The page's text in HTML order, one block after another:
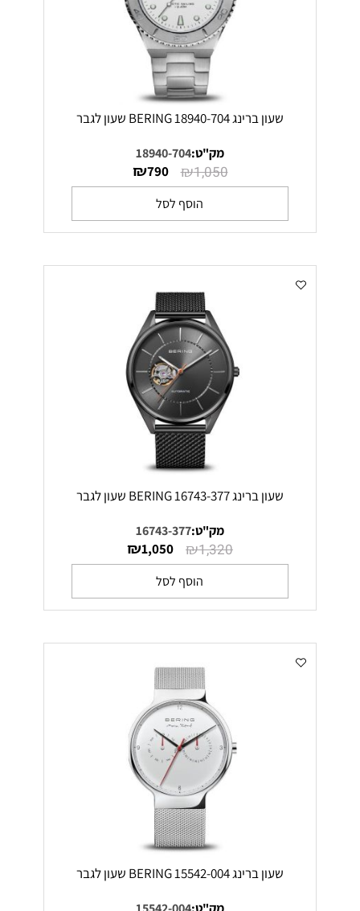
שעון ברינג 18940-704 BERING שעון לגבר
מק"ט:18940-704
₪1,050
₪790
הוסף לסל
שעון ברינג 16743-377 BERING שעון לגבר
מק"ט:16743-377
₪1,320
₪1,050
הוסף לסל
שעון ברינג 15542-004 BERING שעון לגבר